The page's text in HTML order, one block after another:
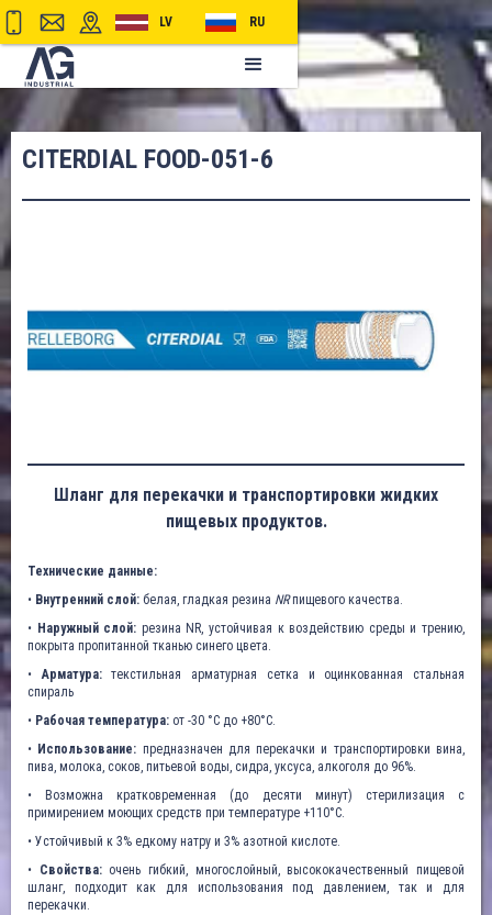
LV RU
CITERDIAL FOOD-051-6
Шланг для перекачки и транспортировки жидких
пищевых продуктов.
Технические данные:
• Внутренний слой: белая, гладкая резина NRпищевого качества.
• Наружный слой: резина NR, устойчивая к воздействию среды и трению,
покрыта пропитанной тканью синего цвета.
•Арматура:текстильная арматурная сетка и оцинкованная стальная
спираль
• Рабочая температура: от -30 °C до +80°C.
• Использование: предназначен для перекачки и транспортировки вина,
пива, молока, соков, питьевой воды, сидра, уксуса, алкоголя до 96%.
• Возможна кратковременная (до десяти минут) стерилизация с
примирением моющих средств при температуре +110°С.
• Устойчивый к 3% едкому натру и 3% азотной кислоте.
• Свойства:очень гибкий, многослойный, высококачественный пищевой
шланг, подходит как для использования под давлением, так и для
перекачки.